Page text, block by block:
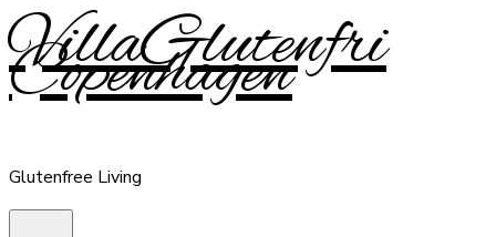
VillaGlutenfri
Copenhagen
Glutenfree Living